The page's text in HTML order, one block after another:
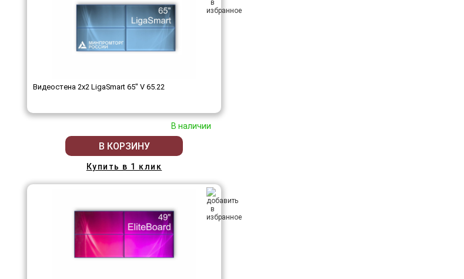
Видеостена 2x2 LigaSmart 65" V 65.22
В наличии
В КОРЗИНУ
Купить в 1 клик